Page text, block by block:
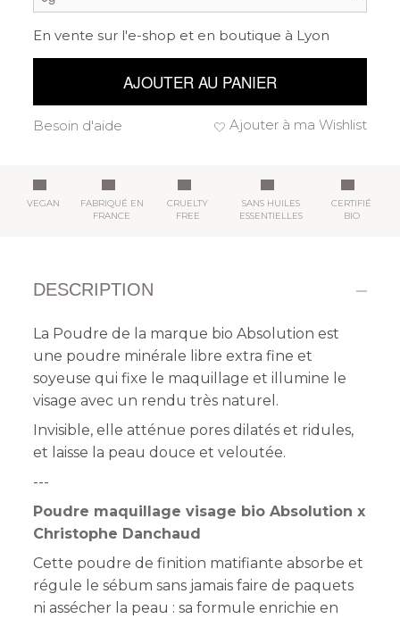
En vente sur l'e-shop et en boutique à Lyon
AJOUTER AU PANIER
Ajouter à ma Wishlist
Besoin d'aide
VEGAN
FABRIQUÉ EN
FRANCE
CRUELTY
FREE
SANS HUILES
ESSENTIELLES
CERTIFIÉ
BIO
DESCRIPTION
La Poudre de la marque bio Absolution est
une poudre minérale libre extra fine et
soyeuse qui fixe le maquillage et illumine le
visage avec un rendu très naturel.
Invisible, elle atténue pores dilatés et ridules,
et laisse la peau douce et veloutée.
---
Poudre maquillage visage bio Absolution x
Christophe Danchaud
Cette poudre de finition matifiante absorbe et
régule le sébum sans jamais faire de paquets
ni assécher la peau : sa formule enrichie en